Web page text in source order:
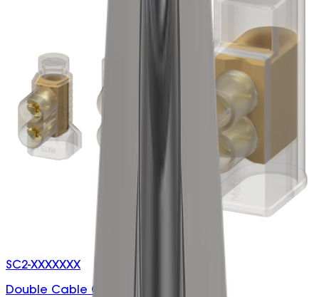
SC2-XXXXXXX
Double Cable Connectors